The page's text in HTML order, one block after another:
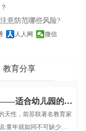
意防范哪些风险?
人人网 微信
教育分享
玖月·音悦岛——适合幼儿园的多媒体音乐启蒙课程
天性，前苏联著名教育家
:童年就如同不可缺少游